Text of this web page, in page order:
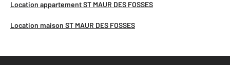
Location appartement ST MAUR DES FOSSES
Location maison ST MAUR DES FOSSES